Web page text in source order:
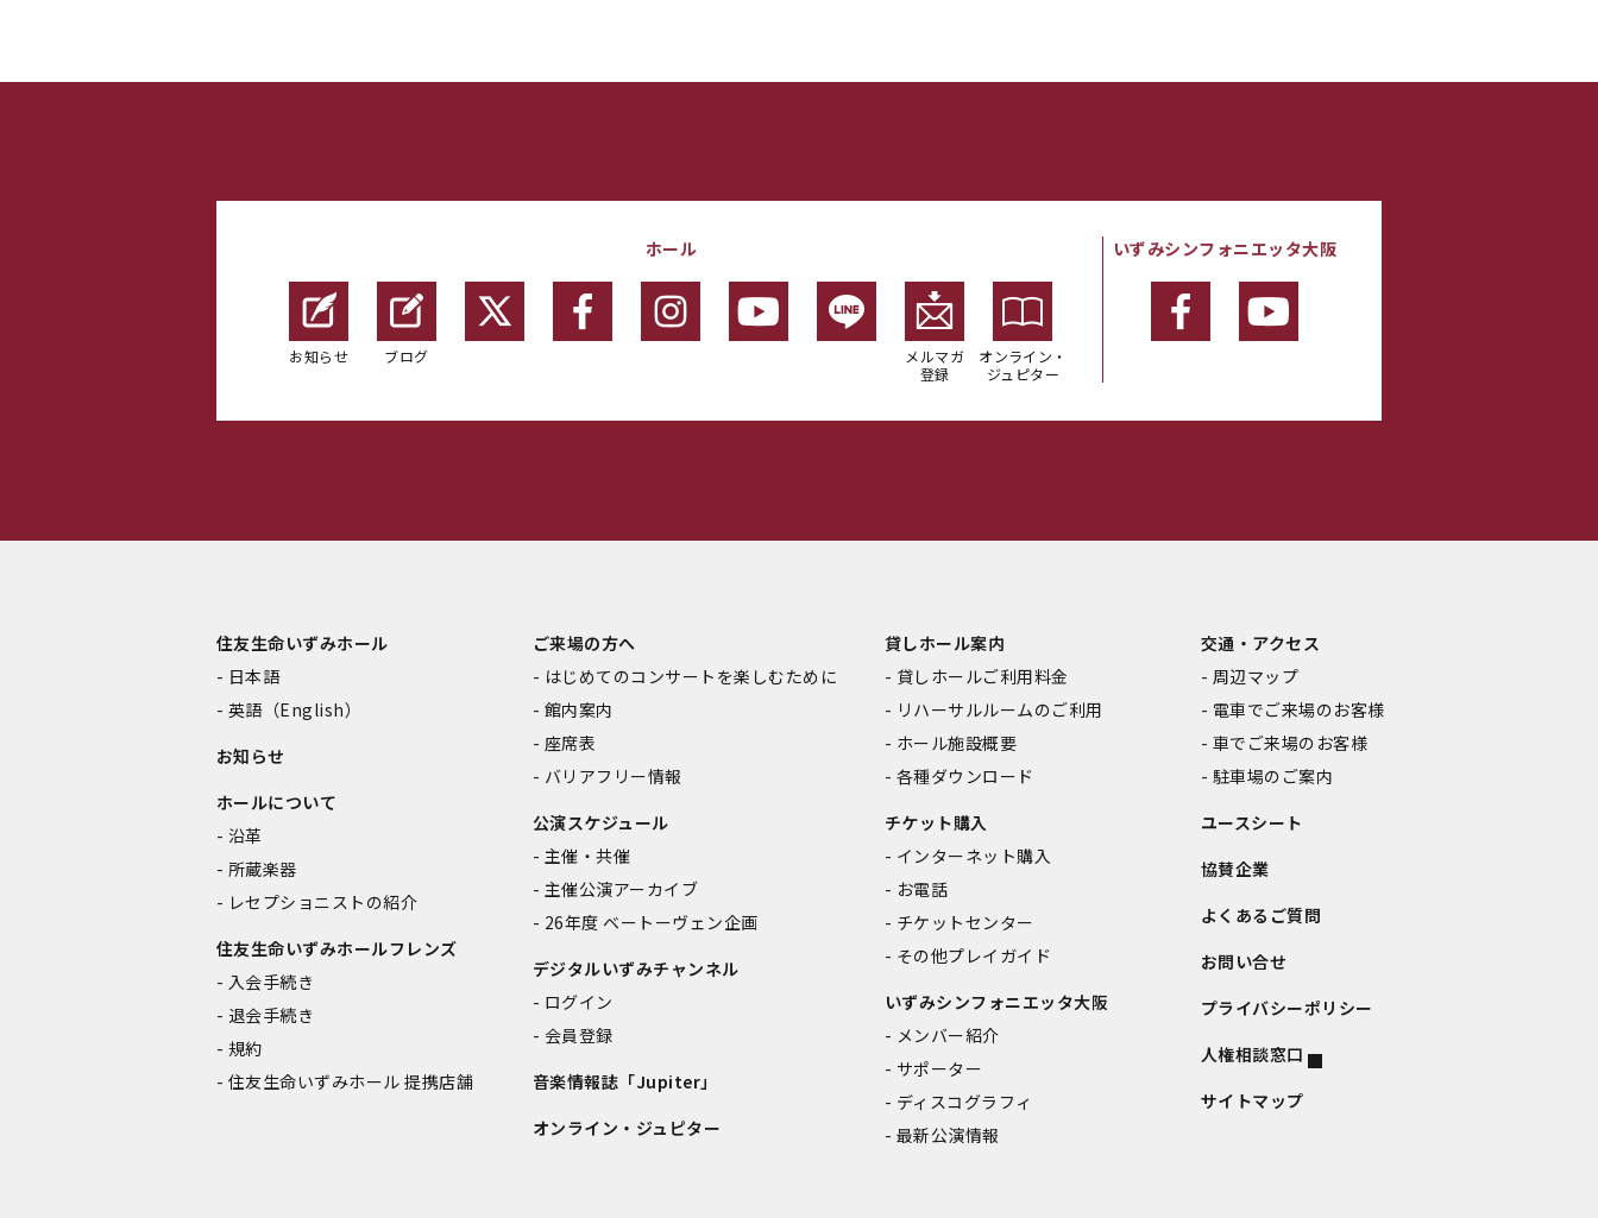
ホール
お知らせ ブログ
メルマガ
登録
オンライン・
ジュピター
いずみシンフォニエッタ大阪
住友生命いずみホール
日本語
英語（English）
お知らせ
ホールについて
沿革
所蔵楽器
レセプショニストの紹介
住友生命いずみホールフレンズ
入会手続き
退会手続き
規約
住友生命いずみホール 提携店舗
ご来場の方へ
はじめてのコンサートを楽しむために
館内案内
座席表
バリアフリー情報
公演スケジュール
主催・共催
主催公演アーカイブ
26年度 ベートーヴェン企画
デジタルいずみチャンネル
ログイン
会員登録
音楽情報誌「Jupiter」
オンライン・ジュピター
貸しホール案内
貸しホールご利用料金
リハーサルルームのご利用
ホール施設概要
各種ダウンロード
チケット購入
インターネット購入
お電話
チケットセンター
その他プレイガイド
いずみシンフォニエッタ大阪
メンバー紹介
サポーター
ディスコグラフィ
最新公演情報
交通・アクセス
周辺マップ
電車でご来場のお客様
車でご来場のお客様
駐車場のご案内
ユースシート
協賛企業
よくあるご質問
お問い合せ
プライバシーポリシー
人権相談窓口
サイトマップ